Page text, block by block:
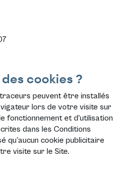
des cookies ?
peuvent être installés
lors de votre visite sur
fonctionnement et d’utilisation
dans les Conditions
qu'aucun cookie publicitaire
visite sur le Site.